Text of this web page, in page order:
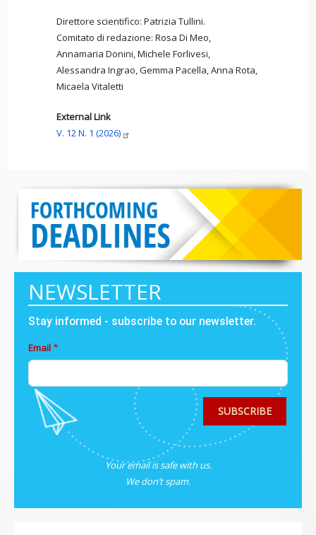
Direttore scientifico: Patrizia Tullini.
Comitato di redazione: Rosa Di Meo,
Annamaria Donini, Michele Forlivesi,
Alessandra Ingrao, Gemma Pacella, Anna Rota,
Micaela Vitaletti
External Link
V. 12 N. 1 (2026)
NEWSLETTER
Stay informed - subscribe to our newsletter.
Email
SUBSCRIBE
Your email is safe with us.
We don’t spam.